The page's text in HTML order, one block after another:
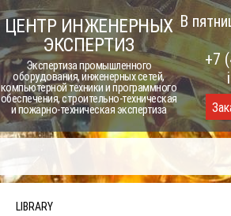
Skip
to
content
ЦЕНТР ИНЖЕНЕРНЫХ
ЭКСПЕРТИЗ
Экспертиза промышленного
оборудования, инженерных сетей,
компьютерной техники и программного
обеспечения, строительно-техническая
и пожарно-техническая экспертиза
В
+7
LIBRARY